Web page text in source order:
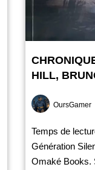
HILL,
OursGamer
Temps de
Génération
Omaké Books.